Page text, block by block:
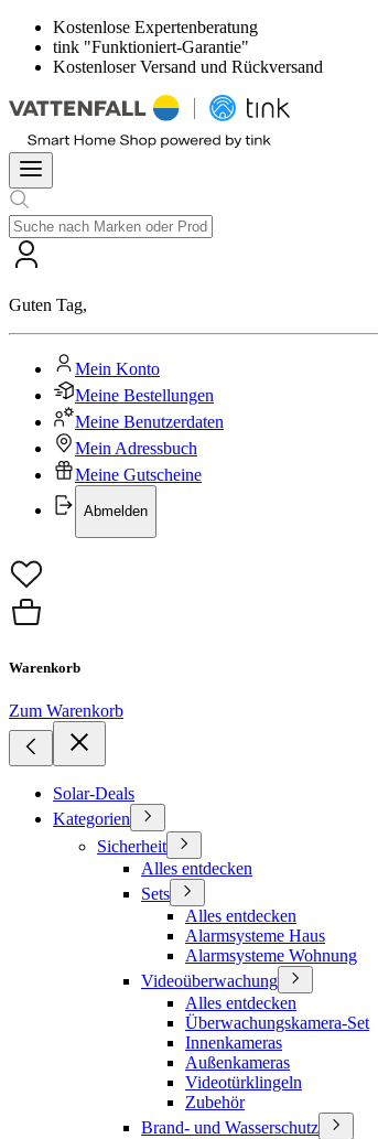
Kostenlose Expertenberatung
tink "Funktioniert-Garantie"
Kostenloser Versand und Rückversand
Guten Tag,
Mein Konto
Meine Bestellungen
Meine Benutzerdaten
Mein Adressbuch
Meine Gutscheine
Abmelden
Warenkorb
Zum Warenkorb
Solar-Deals
Kategorien
Sicherheit
Alles entdecken
Sets
Alles entdecken
Alarmsysteme Haus
Alarmsysteme Wohnung
Videoüberwachung
Alles entdecken
Überwachungskamera-Set
Innenkameras
Außenkameras
Videotürklingeln
Zubehör
Brand- und Wasserschutz